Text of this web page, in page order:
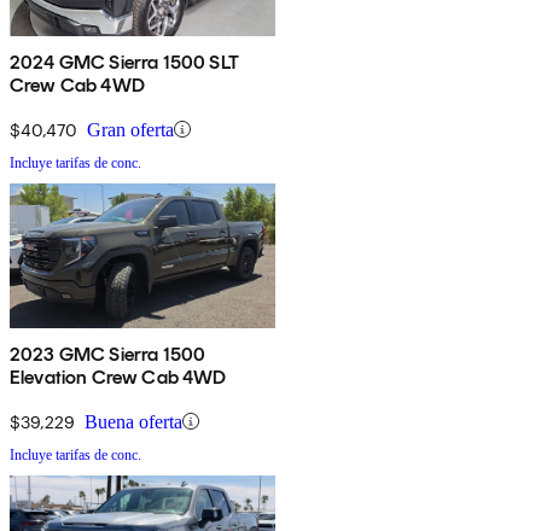
2024 GMC Sierra 1500 SLT
Crew Cab 4WD
$40,470 Gran oferta
Incluye tarifas de conc.
2023 GMC Sierra 1500
Elevation Crew Cab 4WD
$39,229 Buena oferta
Incluye tarifas de conc.